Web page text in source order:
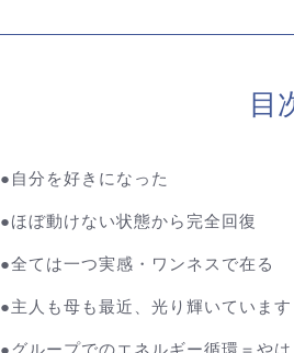
目
●自分を好きになった
●ほぼ動けない状態から完全回復
●全ては一つ実感・ワンネスで在る
●主人も母も最近、光り輝いています
●グループでのエネルギー循環＝や